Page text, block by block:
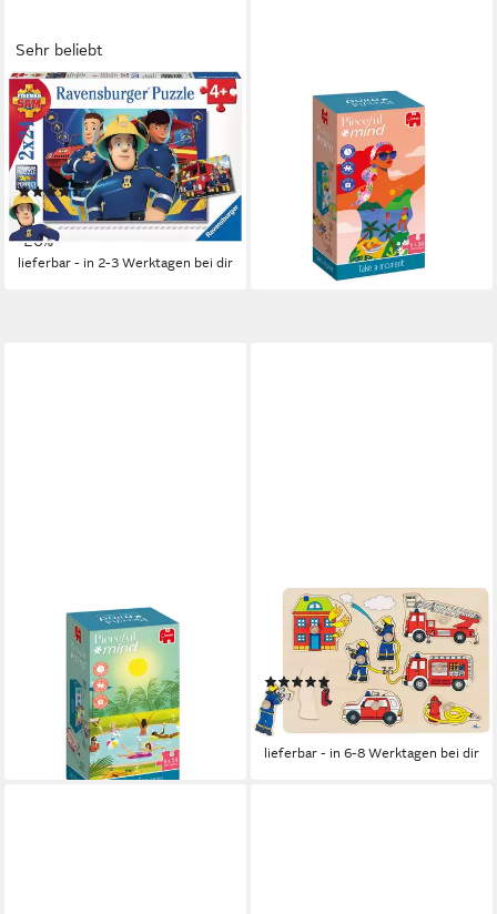
Sehr beliebt
RAVENSBURGER
Puzzle Feuerwehrmann Sam,
Sam hilft in der Not, 48
Puzzleteile, Made in Europe
(37)
ab 9,67 € UVP 12,99 €
-26%
lieferbar - in 2-3 Werktagen bei dir
JUMBO SPIELE
Puzzle Pieceful Mind, Nimm
dir den Moment, 6 Puzzles
mit je 54 Teile, 54 Puzzleteile
ab 14,95 €
lieferbar - in 2-3 Werktagen bei dir
JUMBO SPIELE
Puzzle Pieceful Mind, Nimm
dir Zeit für dich, 6 Puzzles mit
je 54 Teile, 54 Puzzleteile
ab 15,79 €
lieferbar - in 2-3 Werktagen bei dir
GOKI
Steckpuzzle Steckpuzzle
Feuerwehr 8T, 8 Puzzleteile
(1)
ab 8,58 € UVP10,99 €
-22%
lieferbar - in 6-8 Werktagen bei dir